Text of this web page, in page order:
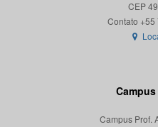
CEP
Campus Prof.